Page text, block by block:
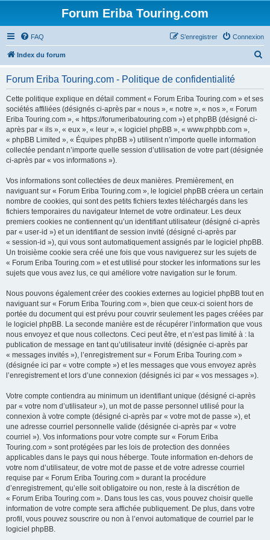
Forum Eriba Touring.com
FAQ Connexion
S’enregistrer
Index du forum
Forum Eriba Touring.com - Politique de confidentialité
Cette politique explique en détail comment « Forum Eriba Touring.com » et ses
sociétés affiliées (désignés ci-après par « nous », « notre », « nos », « Forum
Eriba Touring.com », « https://forumeribatouring.com ») et phpBB (désigné ci-
après par « ils », « eux », « leur », « logiciel phpBB », « www.phpbb.com »,
« phpBB Limited », « Équipes phpBB ») utilisent n’importe quelle information
collectée pendant n’importe quelle session d’utilisation de votre part (désignée
ci-après par « vos informations »).
Vos informations sont collectées de deux manières. Premièrement, en
naviguant sur « Forum Eriba Touring.com », le logiciel phpBB créera un certain
nombre de cookies, qui sont des petits fichiers textes téléchargés dans les
fichiers temporaires du navigateur Internet de votre ordinateur. Les deux
premiers cookies ne contiennent qu’un identifiant utilisateur (désigné ci-après
par « user-id ») et un identifiant de session invité (désigné ci-après par
« session-id »), qui vous sont automatiquement assignés par le logiciel phpBB.
Un troisième cookie sera créé une fois que vous naviguerez sur les sujets de
« Forum Eriba Touring.com » et est utilisé pour stocker les informations sur les
sujets que vous avez lus, ce qui améliore votre navigation sur le forum.
Nous pouvons également créer des cookies externes au logiciel phpBB tout en
naviguant sur « Forum Eriba Touring.com », bien que ceux-ci soient hors de
portée du document qui est prévu pour couvrir seulement les pages créées par
le logiciel phpBB. La seconde manière est de récupérer l’information que vous
nous envoyez et que nous collectons. Ceci peut être, et n’est pas limité à : la
publication de message en tant qu’utilisateur invité (désignée ci-après par
« messages invités »), l’enregistrement sur « Forum Eriba Touring.com »
(désignée ici par « votre compte ») et les messages que vous envoyez après
l’enregistrement et lors d’une connexion (désignés ici par « vos messages »).
Votre compte contiendra au minimum un identifiant unique (désigné ci-après
par « votre nom d’utilisateur »), un mot de passe personnel utilisé pour la
connexion à votre compte (désigné ci-après par « votre mot de passe »), et
une adresse courriel personnelle valide (désignée ci-après par « votre
courriel »). Vos informations pour votre compte sur « Forum Eriba
Touring.com » sont protégées par les lois de protection des données
applicables dans le pays qui nous héberge. Toute information en-dehors de
votre nom d’utilisateur, de votre mot de passe et de votre adresse courriel
requise par « Forum Eriba Touring.com » durant la procédure
d’enregistrement, qu’elle soit obligatoire ou non, reste à la discrétion de
« Forum Eriba Touring.com ». Dans tous les cas, vous pouvez choisir quelle
information de votre compte sera affichée publiquement. De plus, dans votre
profil, vous pouvez souscrire ou non à l’envoi automatique de courriel par le
logiciel phpBB.